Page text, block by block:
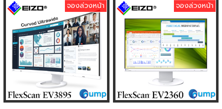
จองล่วงหน้า จองล่วงหน้า